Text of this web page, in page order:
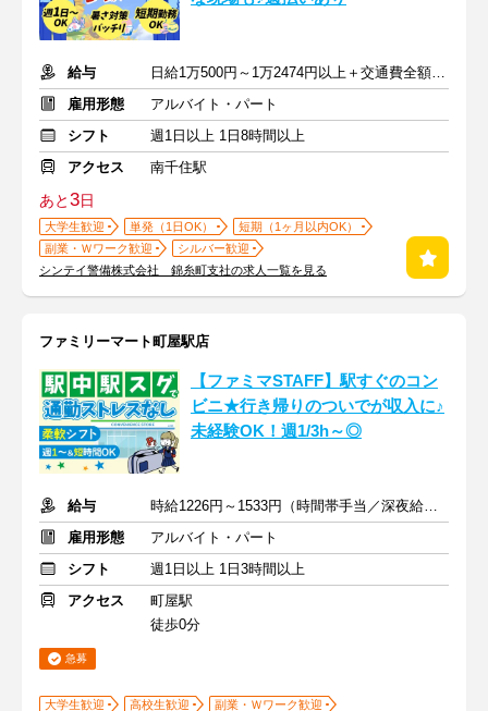
給与
日給1万500円～1万2474円以上＋交通費全額支給
雇用形態
アルバイト・パート
シフト
週1日以上 1日8時間以上
アクセス
南千住駅
あと3日
大学生歓迎 単発（1日OK）
短期（1ヶ月以内OK）
副業・Ｗワーク歓迎
シルバー歓迎
シンテイ警備株式会社 錦糸町支社の求人一覧を見る
ファミリーマート町屋駅店
【ファミマSTAFF】駅すぐのコン
ビニ★行き帰りのついでが収入に♪
未経験OK！週1/3h～◎
給与
時給1226円～1533円（時間帯手当／深夜給含む）
雇用形態
アルバイト・パート
シフト
週1日以上 1日3時間以上
アクセス
町屋駅
徒歩0分
急募
大学生歓迎 高校生歓迎
副業・Ｗワーク歓迎